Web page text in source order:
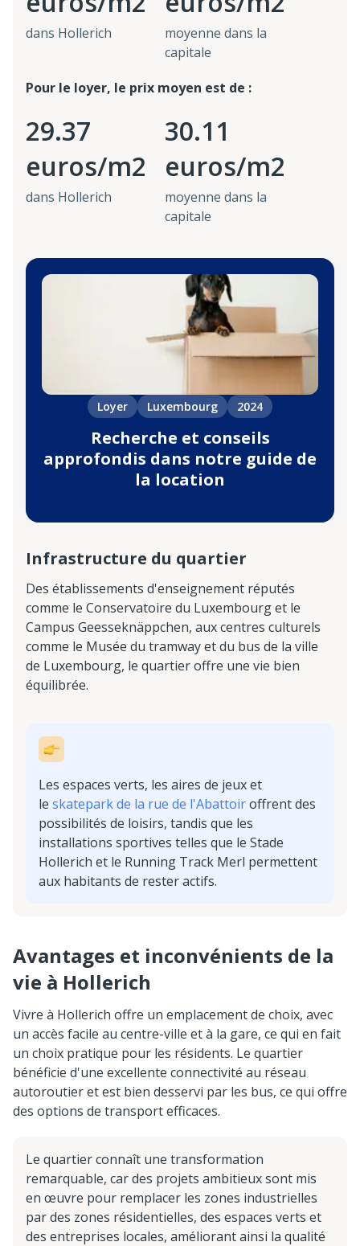
dans Hollerich
moyenne dans la
capitale
Pour le loyer, le prix moyen est de :
29.37
euros/m2
dans Hollerich
30.11
euros/m2
moyenne dans la
capitale
Loyer Luxembourg 2024
Recherche et conseils
approfondis dans notre guide de
la location
Infrastructure du quartier
Des établissements d'enseignement réputés
comme le Conservatoire du Luxembourg et le
Campus Geesseknäppchen, aux centres culturels
comme le Musée du tramway et du bus de la ville
de Luxembourg, le quartier offre une vie bien
équilibrée.
Les espaces verts, les aires de jeux et
le skatepark de la rue de l'Abattoiroffrent des
possibilités de loisirs, tandis que les
installations sportives telles que le Stade
Hollerich et le Running Track Merl permettent
aux habitants de rester actifs.
Avantages et inconvénients de la
vie à Hollerich
Vivre à Hollerich offre un emplacement de choix, avec
un accès facile au centre-ville et à la gare, ce qui en fait
un choix pratique pour les résidents. Le quartier
bénéficie d'une excellente connectivité au réseau
autoroutier et est bien desservi par les bus, ce qui offre
des options de transport efficaces.
Le quartier connaît une transformation
remarquable, car des projets ambitieux sont mis
en œuvre pour remplacer les zones industrielles
par des zones résidentielles, des espaces verts et
des entreprises locales, améliorant ainsi la qualité